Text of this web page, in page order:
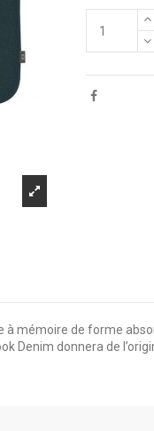
mémoire de forme
Denim donnera de